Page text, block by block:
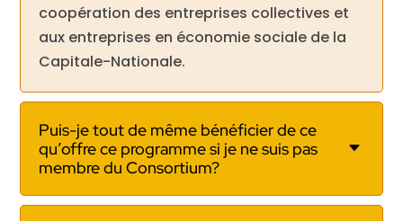
coopération des entreprises collectives et
aux entreprises en économie sociale de la
Capitale-Nationale.
Puis-je tout de même bénéficier de ce
qu’offre ce programme si je ne suis pas
membre du Consortium?
C